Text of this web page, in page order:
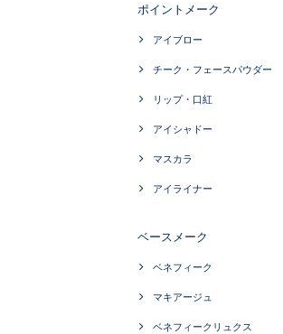
ポイントメーク
アイブロー
チーク・フェースパウダー
リップ・口紅
アイシャドー
マスカラ
アイライナー
ベースメーク
ベネフィーク
マキアージュ
ベネフィークリュクス